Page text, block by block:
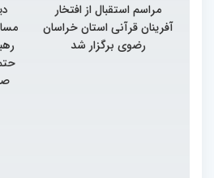
مراسم استقبال از افتخار
آفرینان قرآنی استان خراسان
رضوی برگزار شد